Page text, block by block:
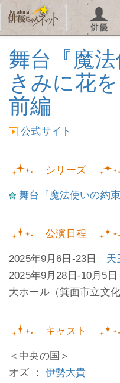
舞台『魔法
きみに花
前編
公式サイト
シリーズ
舞台『魔法使いの約
公演日程
2025年9月6日-23日 天
2025年9月28日-10月5
大ホール（箕面市立文化
キャスト
＜中央の国＞
オズ ： 伊勢大貴